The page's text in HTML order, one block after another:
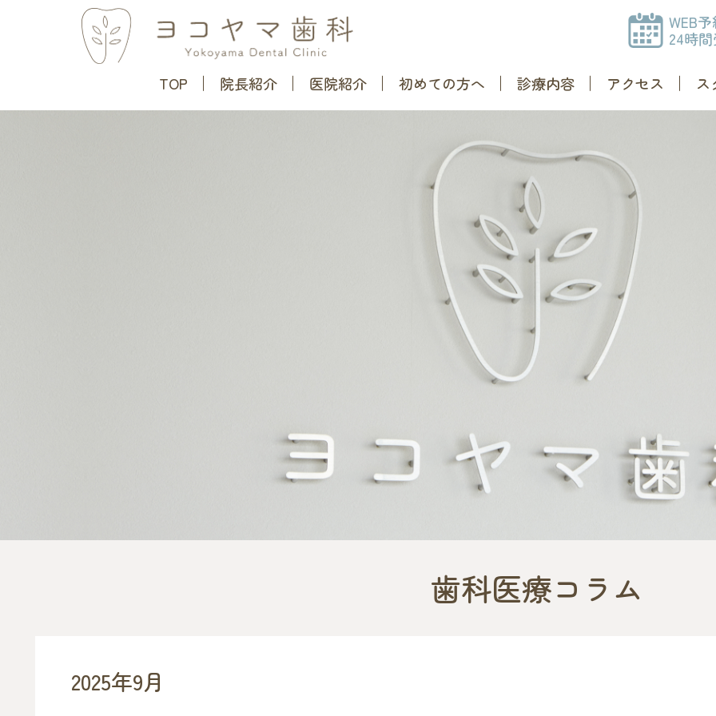
WEB
24時
TOP 院長紹介 医院紹介 初めての方へ 診療内容 アクセス ス
歯科医療コラム
2025年9月